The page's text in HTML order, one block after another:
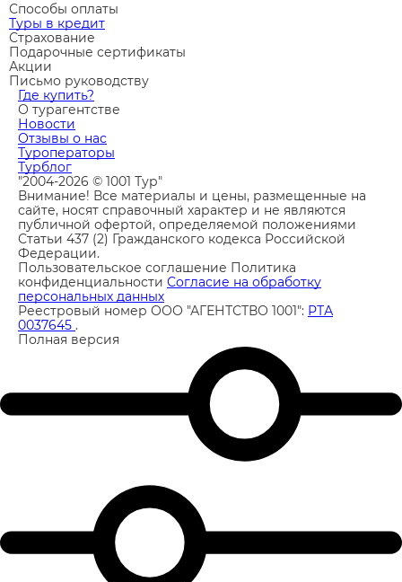
Способы оплаты
Туры в кредит
Страхование
Подарочные сертификаты
Акции
Письмо руководству
Где купить?
О турагентстве
Новости
Отзывы о нас
Туроператоры
Турблог
"2004-2026 © 1001 Тур"
Внимание! Все материалы и цены, размещенные на
сайте, носят справочный характер и не являются
публичной офертой, определяемой положениями
Статьи 437 (2) Гражданского кодекса Российской
Федерации.
Пользовательское соглашение Политика
конфиденциальности Согласие на обработку
персональных данных
Реестровый номер ООО "АГЕНТСТВО 1001": РТА
0037645 .
Полная версия